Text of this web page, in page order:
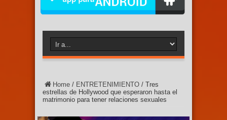
Home / ENTRETENIMIENTO / Tres
estrellas de Hollywood que esperaron hasta el
matrimonio para tener relaciones sexuales